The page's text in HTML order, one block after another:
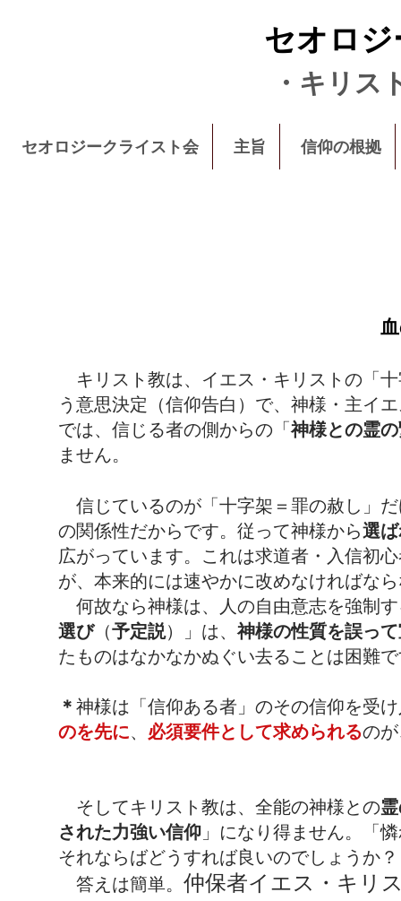
セオロ
・キリス
セオロジークライスト会 主旨 信仰の根拠
キリスト教は、イエス・キリストの「
う意思決定（信仰告白）で、神様・主イ
では、信じる者の側からの「神様との霊
ません。
信じているのが「十字架＝罪の赦し」
の関係性だからです。従って神様から選
広がっています。これは求道者・入信初
が、本来的には速やかに改めなければな
何故なら神様は、人の自由意志を強制
選び（予定説）」は、神様の性質を誤っ
たものはなかなかぬぐい去ることは困難
＊神様は「信仰ある者」のその信仰を受
のを先に、 必須要件として求められるの
そしてキリスト教は、全能の神様との
された力強い信仰 」になり得ません。「
それならばどうすれば良いのでしょうか？
答えは簡単。 仲保者イエス・キリ